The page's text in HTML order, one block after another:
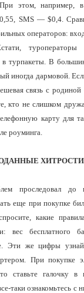
этом, например,
SMS — $0,4.
операторов:
туроператоры
турпакеты. В
иногда дармовой.
связь с родиной
кто не слишком
карту для
роуминга.
ХИТРОСТИ
проследовал до
еще при покупке
какие
вес бесплатного
Эти же цифры
При покупке
ставьте галочку в
таки ознакомьтесь